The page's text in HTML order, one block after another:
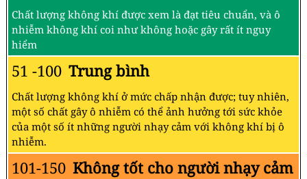
Chất lượng không khí được xem là đạt tiêu chuẩn, và ô
nhiễm không khí coi như không hoặc gây rất ít nguy
hiểm
51 -100 Trung bình
Chất lượng không khí ở mức chấp nhận được; tuy nhiên,
một số chất gây ô nhiễm có thể ảnh hưởng tới sức khỏe
của một số ít những người nhạy cảm với không khí bị ô
nhiễm.
101-150 Không tốt cho người nhạy cảm